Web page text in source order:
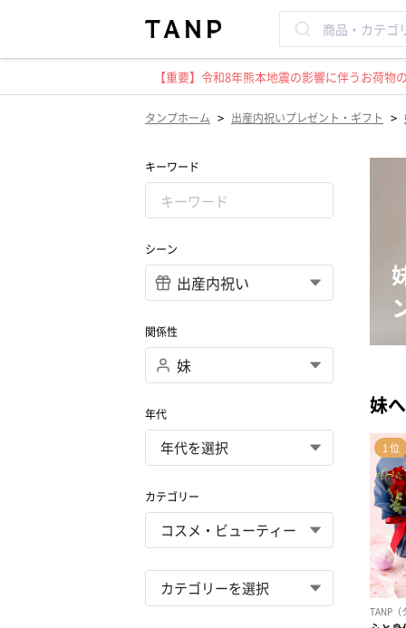
【重要】令和8年熊本地震の影響に伴うお荷
タンプホーム > 出産内祝いプレゼント・ギフト >
キーワード
シーン
関係性
年代
カテゴリー
妹